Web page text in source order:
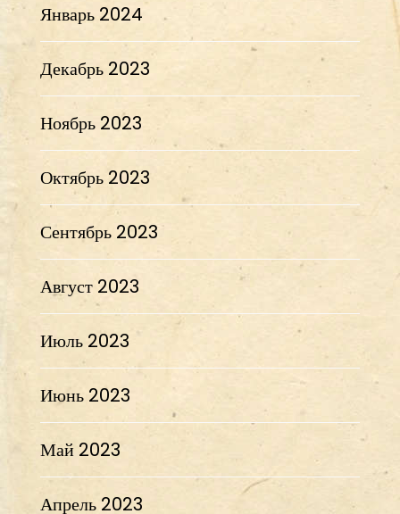
Январь 2024
Декабрь 2023
Ноябрь 2023
Октябрь 2023
Сентябрь 2023
Август 2023
Июль 2023
Июнь 2023
Май 2023
Апрель 2023